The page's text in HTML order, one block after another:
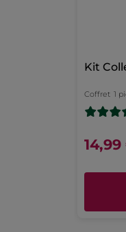
Kit
Coffret 1